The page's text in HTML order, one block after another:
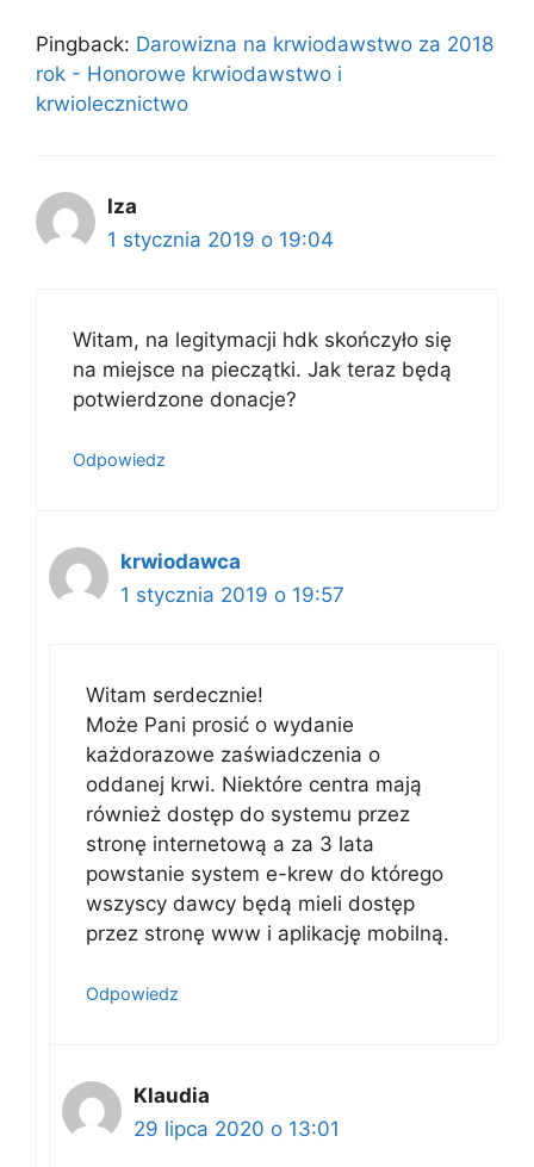
Pingback: Darowizna na krwiodawstwo za 2018
rok - Honorowe krwiodawstwo i
krwiolecznictwo
Iza
1 stycznia 2019 o 19:04
Witam, na legitymacji hdk skończyło się
na miejsce na pieczątki. Jak teraz będą
potwierdzone donacje?
Odpowiedz
krwiodawca
1 stycznia 2019 o 19:57
Witam serdecznie!
Może Pani prosić o wydanie
każdorazowe zaświadczenia o
oddanej krwi. Niektóre centra mają
również dostęp do systemu przez
stronę internetową a za 3 lata
powstanie system e-krew do którego
wszyscy dawcy będą mieli dostęp
przez stronę www i aplikację mobilną.
Odpowiedz
Klaudia
29 lipca 2020 o 13:01